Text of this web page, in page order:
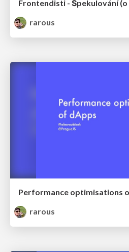
Frontendisti - Špekulování
rarous
Performance optimisations
rarous